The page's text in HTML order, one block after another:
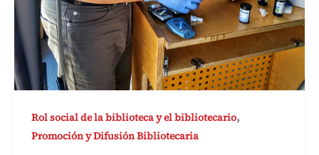
Rol social de la biblioteca y el bibliotecario,
Promoción y Difusión Bibliotecaria